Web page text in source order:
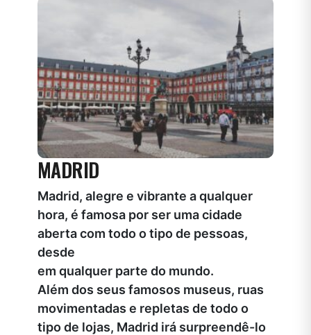
MADRID
Madrid, alegre e vibrante a qualquer
hora, é famosa por ser uma cidade
aberta com todo o tipo de pessoas,
desde
em qualquer parte do mundo.
Além dos seus famosos museus, ruas
movimentadas e repletas de todo o
tipo de lojas, Madrid irá surpreendê-lo